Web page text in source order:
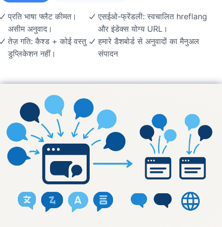
प्रति भाषा फ्लैट कीमत।
असीम अनुवाद।
तेज़ गति: कैश्ड + कोई वस्तु
डुप्लिकेशन नहीं।
एसईओ-फ्रेंडली: स्वचालित hreflang
और इंडेक्स योग्य URL।
हमारे डैशबोर्ड से अनुवादों का मैनुअल
संपादन